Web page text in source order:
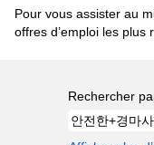
Pour vous assister au
offres d’emploi les plus
Rechercher